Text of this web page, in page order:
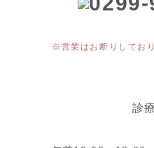
※営業はお断りしてお
診